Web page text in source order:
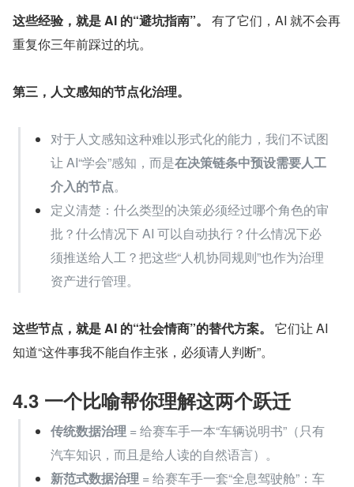
这些经验，就是 AI 的“避坑指南”。
有了它们，AI 就不会再
重复你三年前踩过的坑。
第三，人文感知的节点化治理。
对于人文感知这种难以形式化的能力，我们不试图
让 AI“学会”感知，而是在决策链条中预设需要人工
介入的节点。
定义清楚：什么类型的决策必须经过哪个角色的审
批？什么情况下 AI 可以自动执行？什么情况下必
须推送给人工？把这些“人机协同规则”也作为治理
资产进行管理。
这些节点，就是 AI 的“社会情商”的替代方案。
它们让 AI
知道“这件事我不能自作主张，必须请人判断”。
4.3 一个比喻帮你理解这两个跃迁
传统数据治理 = 给赛车手一本“车辆说明书”（只有
汽车知识，而且是给人读的自然语言）。
新范式数据治理 = 给赛车手一套“全息驾驶舱”：车